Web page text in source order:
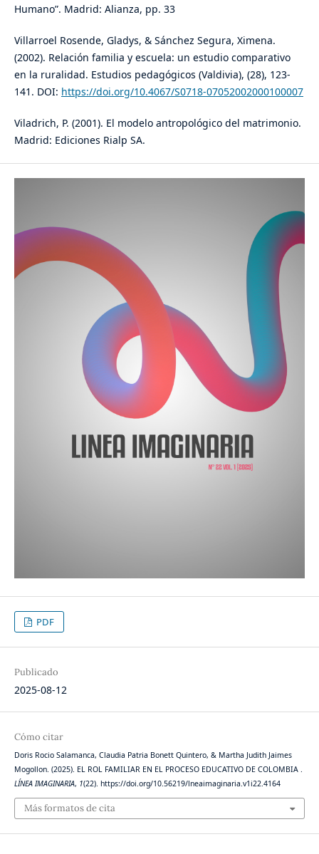
Humano”. Madrid: Alianza, pp. 33
Villarroel Rosende, Gladys, & Sánchez Segura, Ximena.
(2002). Relación familia y escuela: un estudio comparativo
en la ruralidad. Estudios pedagógicos (Valdivia), (28), 123-
141. DOI: https://doi.org/10.4067/S0718-07052002000100007
Viladrich, P. (2001). El modelo antropológico del matrimonio.
Madrid: Ediciones Rialp SA.
PDF
Publicado
2025-08-12
Cómo citar
Doris Rocio Salamanca, Claudia Patria Bonett Quintero, & Martha Judith Jaimes
Mogollon. (2025). EL ROL FAMILIAR EN EL PROCESO EDUCATIVO DE COLOMBIA .
LÍNEA IMAGINARIA, 1(22). https://doi.org/10.56219/lneaimaginaria.v1i22.4164
Más formatos de cita